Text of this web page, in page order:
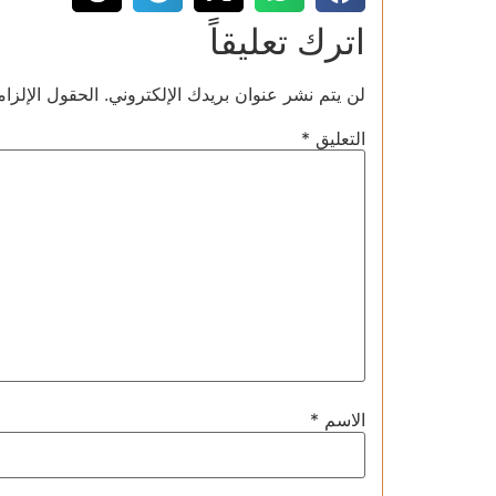
اترك تعليقاً
لن يتم نشر عنوان بريدك الإلكتروني. الحقول
التعليق *
الاسم *